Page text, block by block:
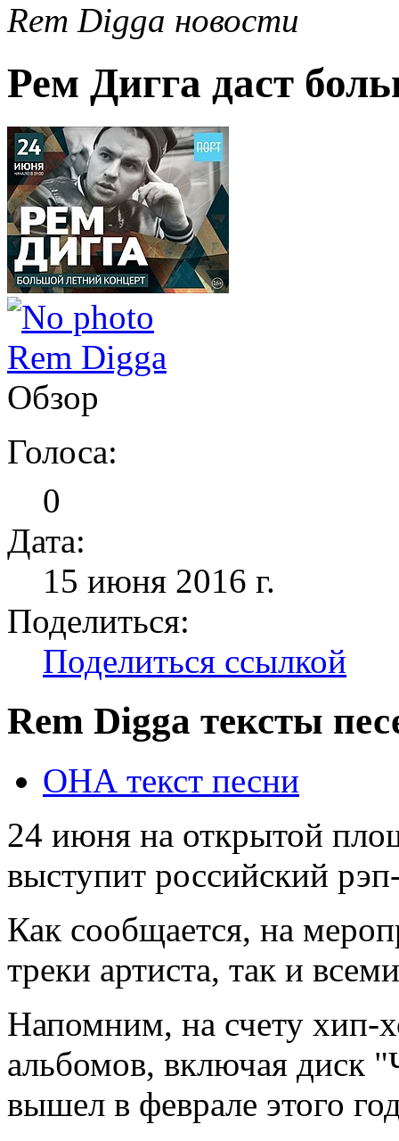
Rem Digga новости
Рем Дигга даст
Rem Digga
Обзор
Голоса:
0
Дата:
15 июня 2016 г.
Поделиться:
Поделиться ссылкой
Rem Digga тексты
ОНА текст песни
24 июня на открытой
выступит российский
Как сообщается, на
треки артиста, так и
Напомним, на счету хип-
альбомов, включая диск
вышел в феврале этого